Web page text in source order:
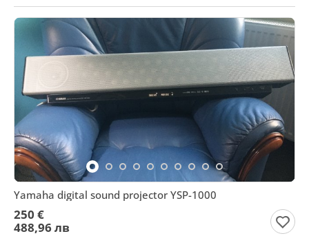
Yamaha digital sound projector YSP-1000
250 €
488,96 лв